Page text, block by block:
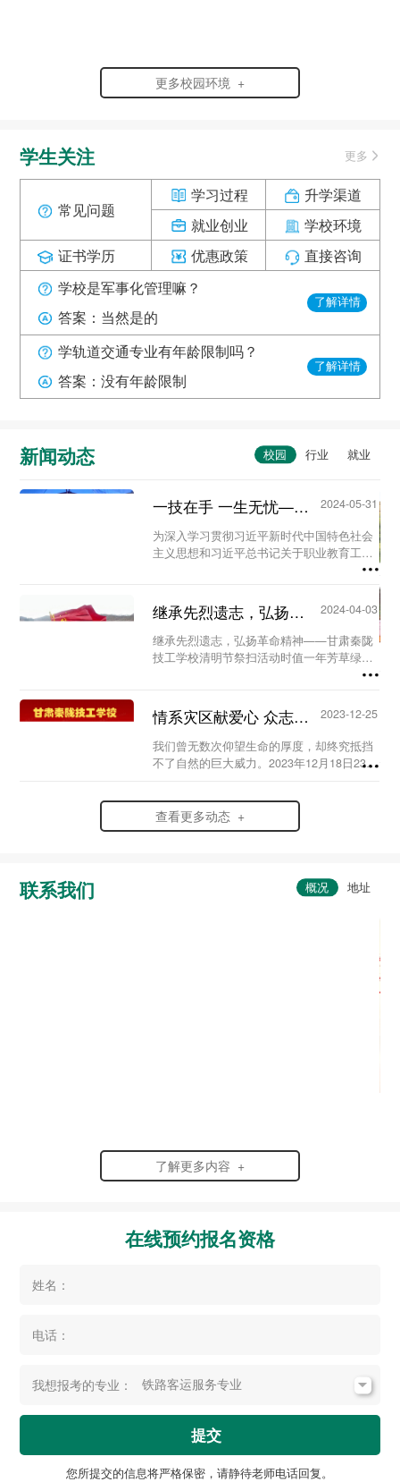
更多校园环境 +
学生关注 更多
常见问题
学习过程
就业创业
升学渠道
学校环境
证书学历
优惠政策
直接咨询
学校是军事化管理嘛？
答案：当然是的
了解详情
学轨道交通专业有年龄限制吗？
答案：没有年龄限制
了解详情
新闻动态
一技在手 一生无忧——甘肃秦陇技工学校职教活动周系列活动...
2024-05-31
为深入学习贯彻习近平新时代中国特色社会
主义思想和习近平总书记关于职业教育工作
的重要指示精神及全国职业教育大会精神，
人人享有技能的校园氛围。5月23日至29
日，我校...
继承先烈遗志，弘扬革命精神-甘肃秦陇技工学校清明节祭扫活动...
2024-04-03
继承先烈遗志，弘扬革命精神——甘肃秦陇
技工学校清明节祭扫活动时值一年芳草绿，
又是一年清明时。为缅怀革命先烈、铭记历
烈精神，在党支部及校团委的组织领导下，
我校于20...
情系灾区献爱心 众志成城渡难关...
2023-12-25
我们曾无数次仰望生命的厚度，却终究抵挡
不了自然的巨大威力。2023年12月18日23时
州积石山县，灾情范围波及到了甘肃、青海
两省。...
查看更多动态 +
联系我们
了解更多内容 +
在线预约报名资格
姓名：
电话：
我想报考的专业：
提交
您所提交的信息将严格保密，请静待老师电话回复。